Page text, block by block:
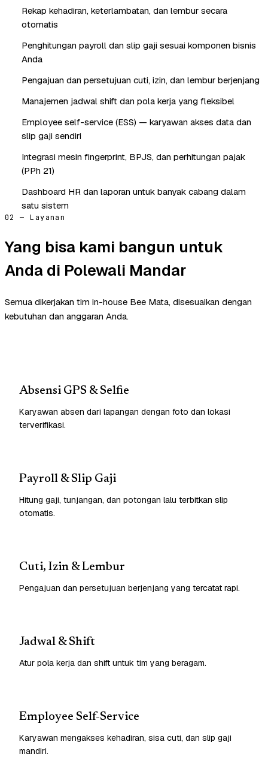
Rekap kehadiran, keterlambatan, dan lembur secara
otomatis
Penghitungan payroll dan slip gaji sesuai komponen bisnis
Anda
Pengajuan dan persetujuan cuti, izin, dan lembur berjenjang
Manajemen jadwal shift dan pola kerja yang fleksibel
Employee self-service (ESS) — karyawan akses data dan
slip gaji sendiri
Integrasi mesin fingerprint, BPJS, dan perhitungan pajak
(PPh 21)
Dashboard HR dan laporan untuk banyak cabang dalam
satu sistem
02 — Layanan
Yang bisa kami bangun untuk
Anda di Polewali Mandar
Semua dikerjakan tim in-house Bee Mata, disesuaikan dengan
kebutuhan dan anggaran Anda.
Absensi GPS & Selfie
Karyawan absen dari lapangan dengan foto dan lokasi
terverifikasi.
Payroll & Slip Gaji
Hitung gaji, tunjangan, dan potongan lalu terbitkan slip
otomatis.
Cuti, Izin & Lembur
Pengajuan dan persetujuan berjenjang yang tercatat rapi.
Jadwal & Shift
Atur pola kerja dan shift untuk tim yang beragam.
Employee Self-Service
Karyawan mengakses kehadiran, sisa cuti, dan slip gaji
mandiri.